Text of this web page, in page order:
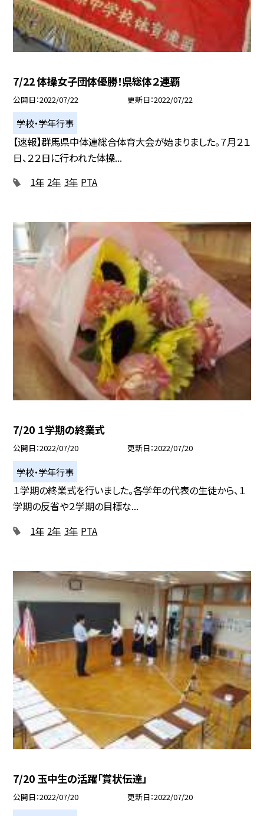
7/22 体操女子団体優勝！県総体２連覇
公開日 2022/07/22 更新日 2022/07/22
学校・学年行事
【速報】群馬県中体連総合体育大会が始まりました。７月２１
日、２２日に行われた体操...
1年 2年 3年 PTA
7/20 １学期の終業式
公開日 2022/07/20 更新日 2022/07/20
学校・学年行事
１学期の終業式を行いました。各学年の代表の生徒から、１
学期の反省や２学期の目標な...
1年 2年 3年 PTA
7/20 玉中生の活躍「賞状伝達」
公開日 2022/07/20 更新日 2022/07/20